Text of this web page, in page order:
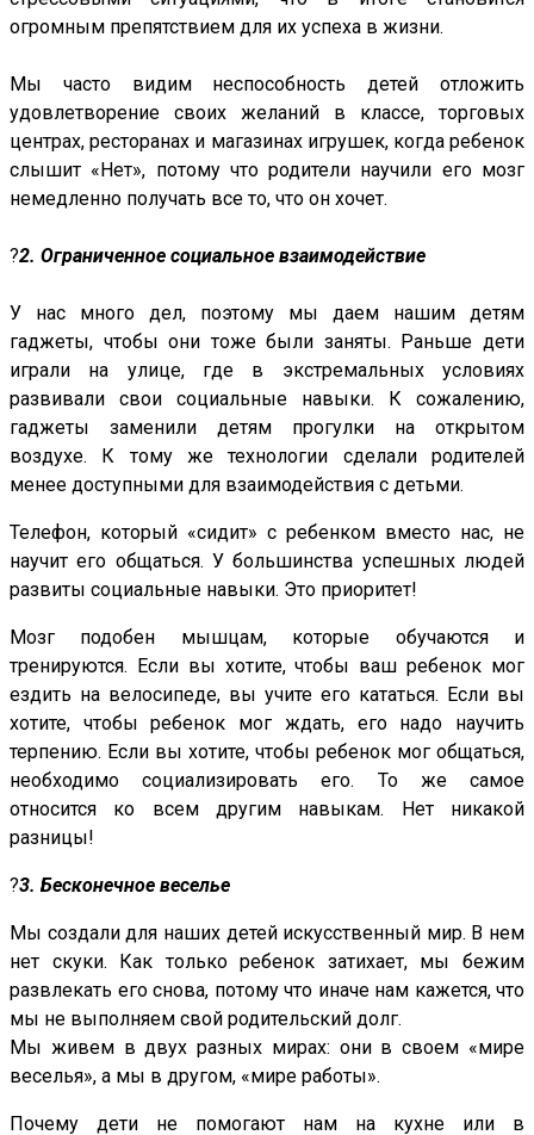
огромным препятствием для их успеха в жизни.
Мы часто видим неспособность детей отложить
удовлетворение своих желаний в классе, торговых
центрах, ресторанах и магазинах игрушек, когда ребенок
слышит «Нет», потому что родители научили его мозг
немедленно получать все то, что он хочет.
?2. Ограниченное социальное взаимодействие
У нас много дел, поэтому мы даем нашим детям
гаджеты, чтобы они тоже были заняты. Раньше дети
играли на улице, где в экстремальных условиях
развивали свои социальные навыки. К сожалению,
гаджеты заменили детям прогулки на открытом
воздухе. К тому же технологии сделали родителей
менее доступными для взаимодействия с детьми.
Телефон, который «сидит» с ребенком вместо нас, не
научит его общаться. У большинства успешных людей
развиты социальные навыки. Это приоритет!
Мозг подобен мышцам, которые обучаются и
тренируются. Если вы хотите, чтобы ваш ребенок мог
ездить на велосипеде, вы учите его кататься. Если вы
хотите, чтобы ребенок мог ждать, его надо научить
терпению. Если вы хотите, чтобы ребенок мог общаться,
необходимо социализировать его. То же самое
относится ко всем другим навыкам. Нет никакой
разницы!
?3. Бесконечное веселье
Мы создали для наших детей искусственный мир. В нем
нет скуки. Как только ребенок затихает, мы бежим
развлекать его снова, потому что иначе нам кажется, что
мы не выполняем свой родительский долг.
Мы живем в двух разных мирах: они в своем «мире
веселья», а мы в другом, «мире работы».
Почему дети не помогают нам на кухне или в